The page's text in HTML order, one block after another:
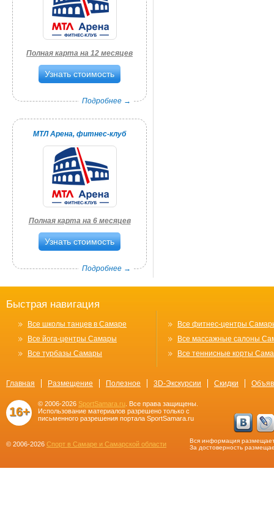
Полная карта на 12 месяцев
Узнать стоимость
Подробнее →
МТЛ Арена, фитнес-клуб
Полная карта на 6 месяцев
Узнать стоимость
Подробнее →
Быстрая навигация
Все школы танцев в Самаре
Все йога-центры Самары
Все турбазы Самары
Все фитнес-центры
Все массажные салоны
Все теннисные корты
Главная Размещение Полезное 3D-Экскурсии Скидки
16+
© 2006-2026 SportSamara.ru . Все права защищены.
Использование материалов разрешено только с
письменного разрешения портала SportSamara.ru
© 2006-2026 Спорт в Самаре и Самарской области
Вся информация
За достоверность